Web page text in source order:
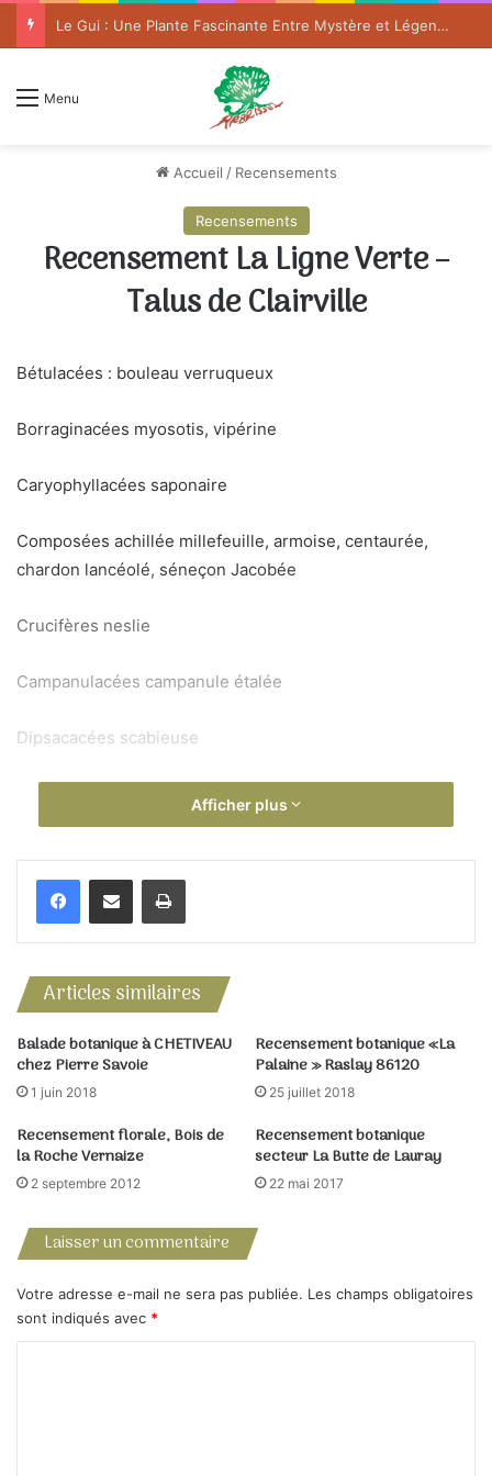
Le Gui : Une Plante Fascinante Entre Mystère et Légende
Menu
Accueil / Recensements
Recensements
Recensement La Ligne Verte –
Talus de Clairville
Bétulacées : bouleau verruqueux
Borraginacées myosotis, vipérine
Caryophyllacées saponaire
Composées achillée millefeuille, armoise, centaurée,
chardon lancéolé, séneçon Jacobée
Crucifères neslie
Campanulacées campanule étalée
Dipsacacées scabieuse
Gentìanacées : blackstonia
Guttifères millepertuis Labiées marjolaine, sariette des
Légumineuses : anthyllis vulnéraire, lotier corniculé,
luzerne lupuline, méhlot, minette (petite), ononis rampant
(bugrane rampant), trèfle des champs, vesce de Cerdagne
Ombellifères carotte, panieault
Orchidacées (Orchidées) loroglosse hircinum, opbrys
apifera, ophrys sphegodes Rosacées aigremoine Eupatoire
Rubiacées : gaillet odorant
Scrophulariacées : euphraise officinale, linaire vulgaire,
mélampyre des champs
Afficher plus
Articles similaires
Balade botanique à CHETIVEAU
chez Pierre Savoie
1 juin 2018
Recensement botanique «La
Palaine » Raslay 86120
25 juillet 2018
Recensement florale, Bois de
la Roche Vernaize
2 septembre 2012
Recensement botanique
secteur La Butte de Lauray
22 mai 2017
Laisser un commentaire
Votre adresse e-mail ne sera pas publiée. Les champs obligatoires
sont indiqués avec *